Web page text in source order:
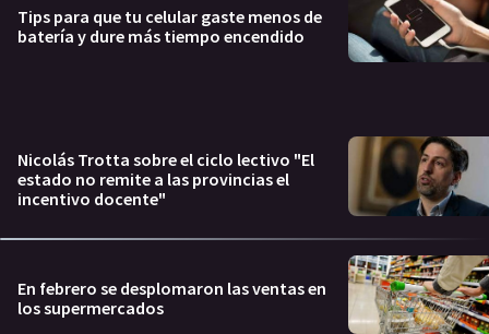
Tips para que tu celular gaste menos de
batería y dure más tiempo encendido
Nicolás Trotta sobre el ciclo lectivo "El
estado no remite a las provincias el
incentivo docente"
En febrero se desplomaron las ventas en
los supermercados